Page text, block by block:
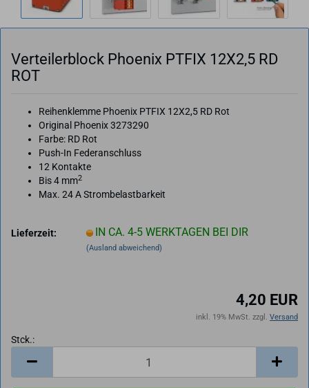
Ver­tei­ler­block Phoe­nix PTFIX 12X2,5 RD
ROT
Reihenklemme Phoenix PTFIX 12X2,5 RD Rot
Original Phoenix 3273290
Farbe: RD Rot
Push-In Federanschluss
12 Kontakte
Bis 4 mm2
Max. 24 A Strombelastbarkeit
Lieferzeit: IN CA. 4-5 WERKTAGEN BEI DIR
(Ausland abweichend)
4,20 EUR
inkl. 19% MwSt. zzgl. Versand
Stck.: